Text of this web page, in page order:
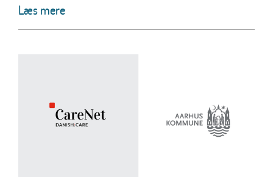
Læs mere